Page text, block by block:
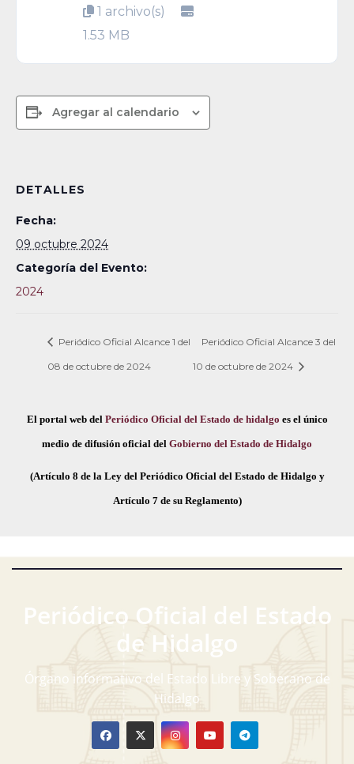
1 archivo(s)
1.53 MB
Agregar al calendario
DETALLES
Fecha:
09 octubre 2024
Categoría del Evento:
2024
Periódico Oficial Alcance 1 del
08 de octubre de 2024
Periódico Oficial Alcance 3 del
10 de octubre de 2024
El portal web del Periódico Oficial del Estado de hidalgo es el único
medio de difusión oficial del Gobierno del Estado de Hidalgo
(Artículo 8 de la Ley del Periódico Oficial del Estado de Hidalgo y
Artículo 7 de su Reglamento)
Periódico Oficial del Estado
de Hidalgo
Órgano informativo del Estado Libre y Soberano de
Hidalgo